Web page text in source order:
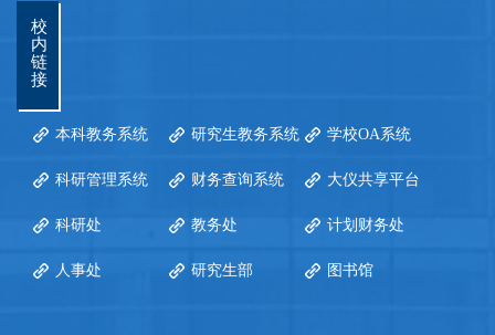
校
内
链
接
本科教务系统 研究生教务系统 学校OA系统
科研管理系统 财务查询系统 大仪共享平台
科研处 教务处 计划财务处
人事处 研究生部 图书馆